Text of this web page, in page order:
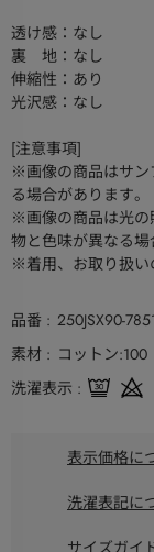
透け感：なし
裏 地：なし
伸縮性：あり
光沢感：なし
[注意事項]
※画像の商品はサン
る場合があります。
※画像の商品は光の
物と色味が異なる場
※着用、お取り扱い
品番
250JSX90-
素材
コットン:100
洗濯表示
表示価格に
洗濯表記に
サイズガイ